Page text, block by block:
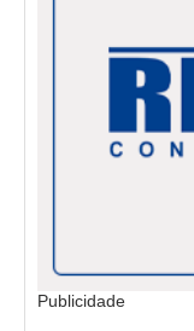
Publicidade